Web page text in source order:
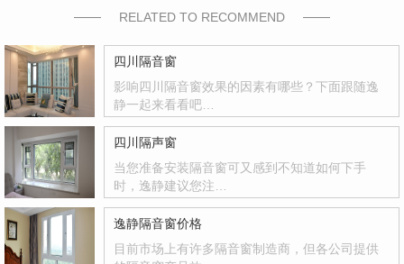
RELATED TO RECOMMEND
四川隔音窗
影响四川隔音窗效果的因素有哪些？下面跟随逸
静一起来看看吧…
四川隔声窗
当您准备安装隔音窗可又感到不知道如何下手
时，逸静建议您注…
逸静隔音窗价格
目前市场上有许多隔音窗制造商，但各公司提供